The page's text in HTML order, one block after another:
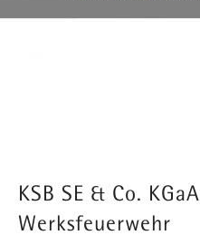
KSB SE & Co.
Werksfeuerwehr